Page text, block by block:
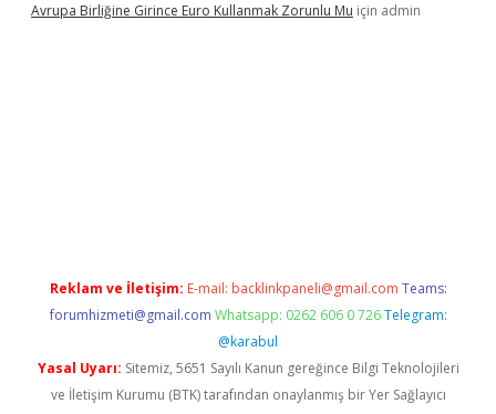
Avrupa Birliğine Girince Euro Kullanmak Zorunlu Mu için admin
Reklam ve İletişim: E-mail: backlinkpaneli@gmail.com Teams:
forumhizmeti@gmail.com Whatsapp: 0262 606 0 726 Telegram:
@karabul
Yasal Uyarı: Sitemiz, 5651 Sayılı Kanun gereğince Bilgi Teknolojileri
ve İletişim Kurumu (BTK) tarafından onaylanmış bir Yer Sağlayıcı